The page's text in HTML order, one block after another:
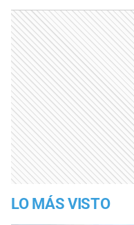
LO MÁS VISTO